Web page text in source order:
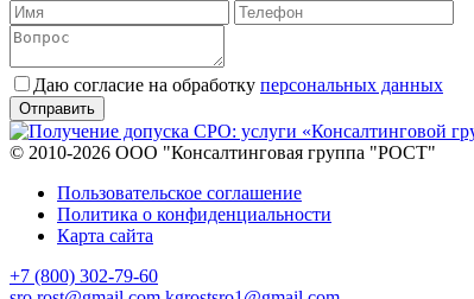
Даю согласие на обработку персональных данных
© 2010-2026 ООО "Консалтинговая группа "РОСТ"
Пользовательское соглашение
Политика о конфиденциальности
Карта сайта
+7 (800) 302-79-60